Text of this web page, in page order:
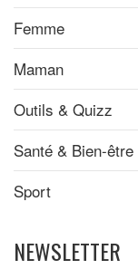
Femme
Maman
Outils & Quizz
Santé & Bien-être
Sport
NEWSLETTER